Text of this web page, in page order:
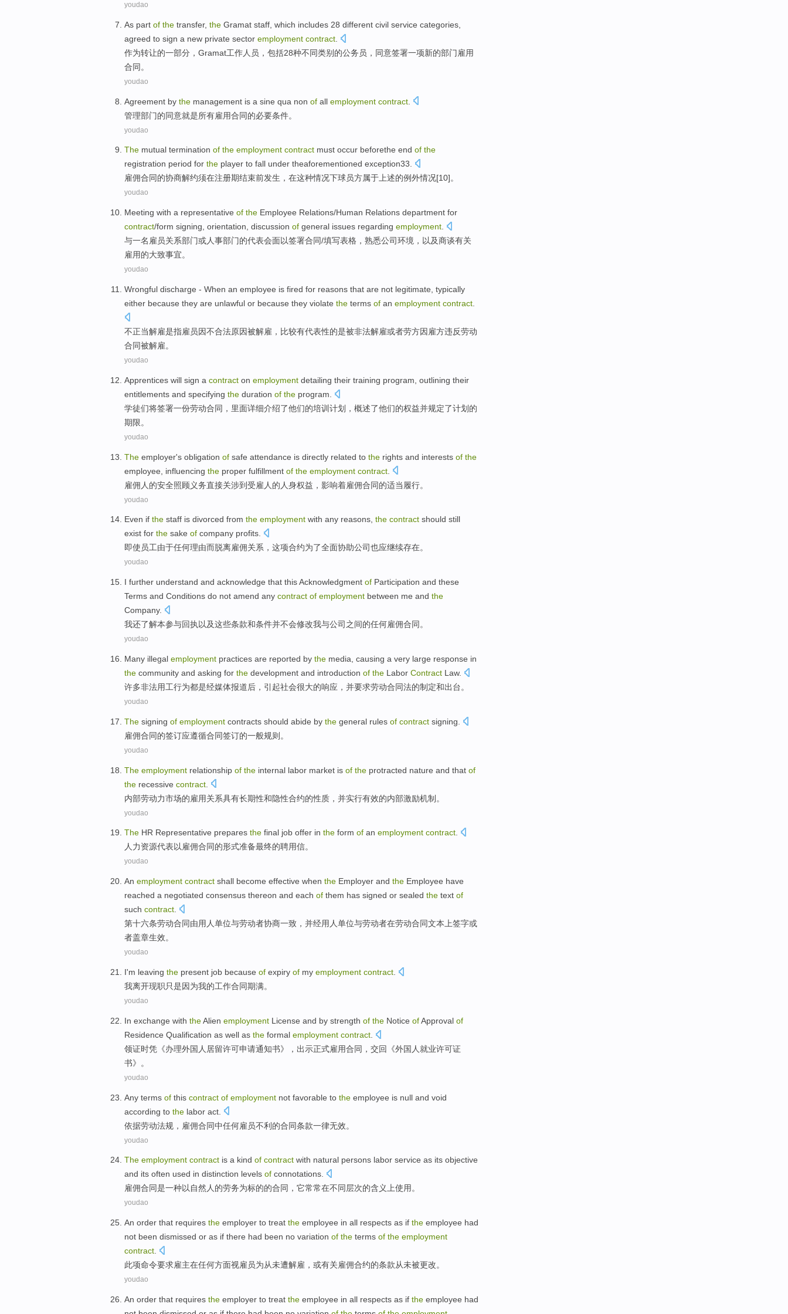
youdao
As part of the transfer, the Gramat staff which includes 28 different civil service categories
agreed to sign a new private sector employment contract
作为转让的一部分 ， Gramat工作人员 ， 包括28种不同类别 的公务员 ， 同意签署一项新的部门雇用
合同。
youdao
Agreement by the management is a sine qua non of all employment contract
管理部门的同意就是所有雇用合同的必要条件。
youdao
The mutual termination of the employment contract must occur beforethe end of the
registration period for the player to fall under theaforementioned exception33.
雇佣合同的协商解约须在注册期结束前发生 ，在这种情况下球员方属于上述的例外情况[10]。
youdao
Meeting with a representative of the Employee Relations/Human Relations department for
contract/form signing orientation discussion of general issues regarding employment
与一名雇员关系部门或人事部门的代表会面以签署合同/填写表格 ， 熟悉公司环境， 以及商谈有关
雇用的大致事宜。
youdao
Wrongful discharge - When an employee is fired for reasons that are not legitimate typically
either because they are unlawful or because they violate the terms of an employment contract
不正当解雇是指雇员因不合法原因被解雇， 比较有代表性的是被非法解雇或者劳方因 雇方违反劳动
合同被解雇。
youdao
Apprentices will sign a contract on employment detailing their training program outlining their
entitlements and specifying the duration of the program.
学徒们将签署一份劳动合同 ， 里面详细介绍了他们的培训 计划 ， 概述了他们的权益并规定了计划 的
期限。
youdao
The employer's obligation of safe attendance is directly related to the rights and interests of the
employee, influencing the proper fulfillment of the employment contract
雇佣 人 的安全照顾义务直接关涉到受雇人 的 人身权益 ， 影响着雇佣合同的适当 履行。
youdao
Even if the staff is divorced from the employment with any reasons, the contract should still
exist for the sake of company profits.
即使员工由于任何理由而脱离雇佣关系， 这项合约为了全面协助公司也应继续存在。
youdao
I further understand and acknowledge that thisAcknowledgment of Participation and these
Terms and Conditions do not amend any contract of employment between me and the
Company.
我还了解本参与回执 以及这些条款和条件并不会修改我与公司 之间的任何雇佣合同 。
youdao
Many illegal employment practices are reported by the media causing a very large response in
the community and asking for the development and introduction of the Labor Contract Law.
许多非法用工行为都是经媒体报道后 ， 引起社会很大的响应 ， 并要求劳动合同法的制定和出台。
youdao
The signing of employment contracts should abide by the general rules of contract signing.
雇佣合同的签订应遵循合同签订的一般规则 。
youdao
The employment relationship of the internal labor market is of the protracted nature and that of
the recessive contract
内部劳动力市场的雇用关系具有长期性和隐性合约的性质 ， 并实行有效的内部激励机制。
youdao
The HR Representative prepares the final job offer in the form of an employment contract.
人力资源代表以雇佣合同的形式准备最终的聘用信。
youdao
An employment contract shall become effective when the Employer and the Employee have
reached a negotiated consensus thereon and each of them has signed or sealed the text of
such contract
第十六条劳动合同由用人单位与劳动者协商一致 ，并经用人单位与劳动者在劳动合同文本 上签字或
者盖章生效。
youdao
I'm leaving the present job because of expiry of my employment contract
我离开现职只是因为我的工作合同期满。
youdao
In exchange with theAlien employment License and by strength of the Notice ofApproval of
Residence Qualification as well as the formal employment contract
领证时凭《办理外国人 居留许可申请通知书》，出示正式雇用合同 ，交回《外国人就业许可证
书》。
youdao
Any terms of this contract of employment not favorable to the employee is null and void
according to the labor act
依据劳动法规， 雇佣合同中任何雇员不利的合同条款一律无效。
youdao
The employment contract is a kind of contract with natural persons labor service as its objective
and its often used in distinction levels of connotations.
雇佣合同是一种以自然人的劳务为标的的合同， 它常常在不同层次的含义上使用。
youdao
An order that requires the employer to treat the employee in all respects as if the employee had
not been dismissed or as if there had been no variation of the terms of the employment
contract
此项命令要求雇主在任何方面视雇员为从未遭解雇 ， 或有关雇佣合约的条款从未被更改。
youdao
An order that requires the employer to treat the employee in all respects as if the employee had